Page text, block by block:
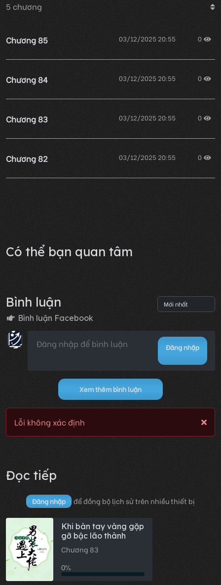
5 chương
Chương 85 03/12/2025 20:55 0
Chương 84 03/12/2025 20:55 0
Chương 83 03/12/2025 20:55 0
Chương 82 03/12/2025 20:55 0
Có thể bạn quan tâm
Bình luận
Bình luận Facebook
Đăng nhập
Xem thêm bình luận
Lỗi không xác định
Đọc tiếp
Đăng nhập để đồng bộ lịch sử trên nhiều thiết bị
Khi bàn tay vàng gặp
gỡ bậc lão thành
Chương 83
0%